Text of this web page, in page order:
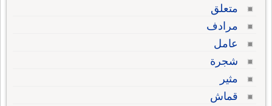
متعلق
مرادف
عامل
شجرة
مثير
قماش